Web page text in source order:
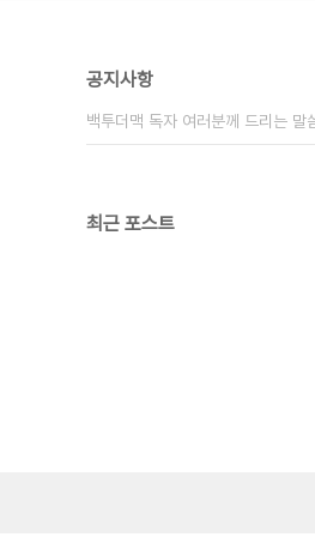
공지사항
백투더맥 독자 여러분께 드리는 말
최근 포스트